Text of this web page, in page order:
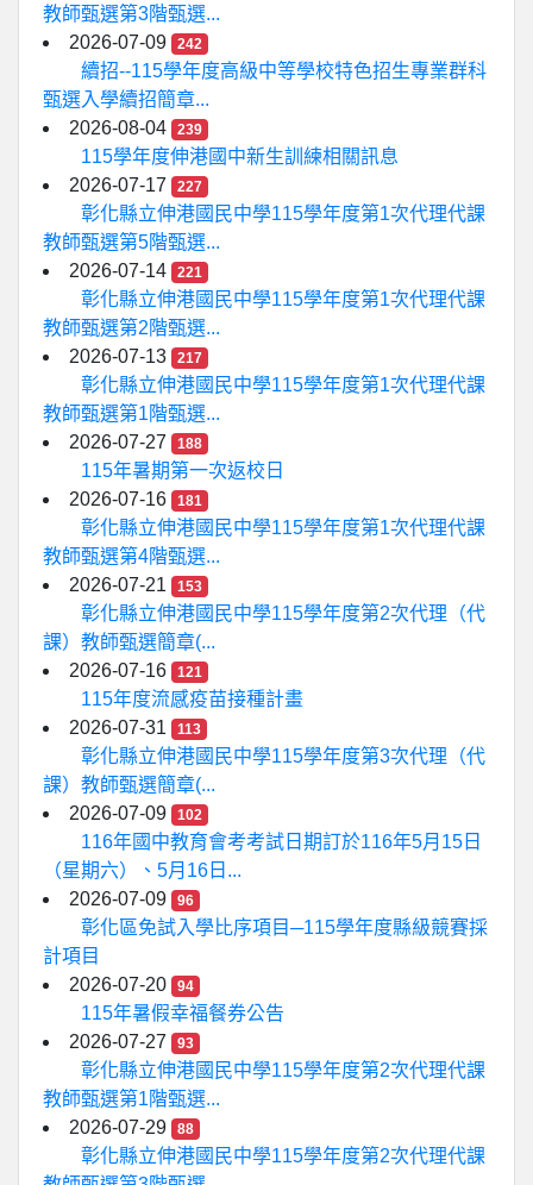
教師甄選第3階甄選...
2026-07-09
242
續招--115學年度高級中等學校特色招生專業群科
甄選入學續招簡章...
2026-08-04
239
115學年度伸港國中新生訓練相關訊息
2026-07-17
227
彰化縣立伸港國民中學115學年度第1次代理代課
教師甄選第5階甄選...
2026-07-14
221
彰化縣立伸港國民中學115學年度第1次代理代課
教師甄選第2階甄選...
2026-07-13
217
彰化縣立伸港國民中學115學年度第1次代理代課
教師甄選第1階甄選...
2026-07-27
188
115年暑期第一次返校日
2026-07-16
181
彰化縣立伸港國民中學115學年度第1次代理代課
教師甄選第4階甄選...
2026-07-21
153
彰化縣立伸港國民中學115學年度第2次代理（代
課）教師甄選簡章(...
2026-07-16
121
115年度流感疫苗接種計畫
2026-07-31
113
彰化縣立伸港國民中學115學年度第3次代理（代
課）教師甄選簡章(...
2026-07-09
102
116年國中教育會考考試日期訂於116年5月15日
（星期六）、5月16日...
2026-07-09
96
彰化區免試入學比序項目─115學年度縣級競賽採
計項目
2026-07-20
94
115年暑假幸福餐券公告
2026-07-27
93
彰化縣立伸港國民中學115學年度第2次代理代課
教師甄選第1階甄選...
2026-07-29
88
彰化縣立伸港國民中學115學年度第2次代理代課